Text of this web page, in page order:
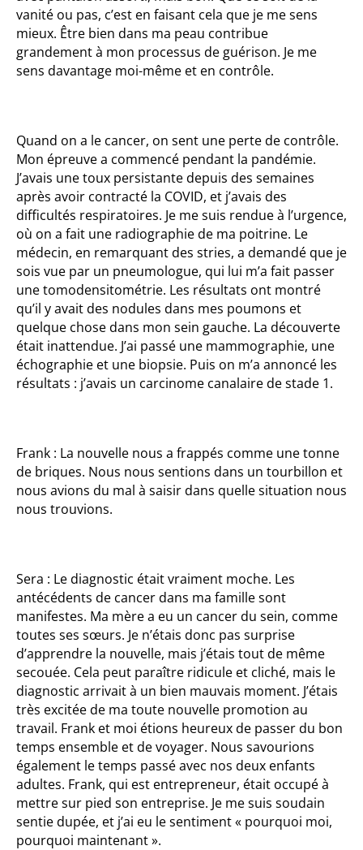
vanité ou pas, c’est en faisant cela que je me sens
mieux. Être bien dans ma peau contribue
grandement à mon processus de guérison. Je me
sens davantage moi-même et en contrôle.
Quand on a le cancer, on sent une perte de contrôle.
Mon épreuve a commencé pendant la pandémie.
J’avais une toux persistante depuis des semaines
après avoir contracté la COVID, et j’avais des
difficultés respiratoires. Je me suis rendue à l’urgence,
où on a fait une radiographie de ma poitrine. Le
médecin, en remarquant des stries, a demandé que je
sois vue par un pneumologue, qui lui m’a fait passer
une tomodensitométrie. Les résultats ont montré
qu’il y avait des nodules dans mes poumons et
quelque chose dans mon sein gauche. La découverte
était inattendue. J’ai passé une mammographie, une
échographie et une biopsie. Puis on m’a annoncé les
résultats : j’avais un carcinome canalaire de stade 1.
Frank : La nouvelle nous a frappés comme une tonne
de briques. Nous nous sentions dans un tourbillon et
nous avions du mal à saisir dans quelle situation nous
nous trouvions.
Sera : Le diagnostic était vraiment moche. Les
antécédents de cancer dans ma famille sont
manifestes. Ma mère a eu un cancer du sein, comme
toutes ses sœurs. Je n’étais donc pas surprise
d’apprendre la nouvelle, mais j’étais tout de même
secouée. Cela peut paraître ridicule et cliché, mais le
diagnostic arrivait à un bien mauvais moment. J’étais
très excitée de ma toute nouvelle promotion au
travail. Frank et moi étions heureux de passer du bon
temps ensemble et de voyager. Nous savourions
également le temps passé avec nos deux enfants
adultes. Frank, qui est entrepreneur, était occupé à
mettre sur pied son entreprise. Je me suis soudain
sentie dupée, et j’ai eu le sentiment « pourquoi moi,
pourquoi maintenant ».